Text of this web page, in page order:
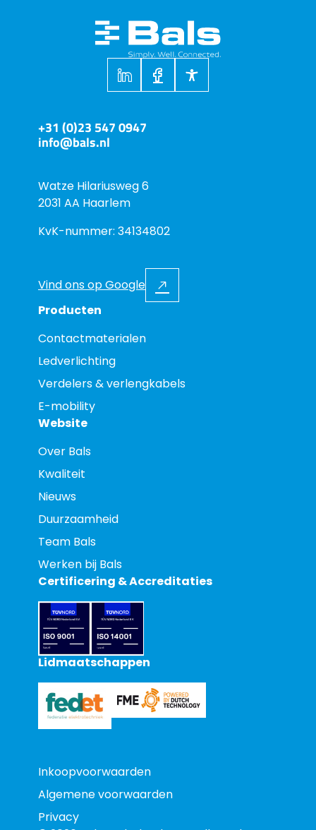
+31 (0)23 547 0947
info@bals.nl
Watze Hilariusweg 6
2031 AA Haarlem
KvK-nummer: 34134802
Vind ons op Google
Producten
Contactmaterialen
Ledverlichting
Verdelers & verlengkabels
E-mobility
Website
Over Bals
Kwaliteit
Nieuws
Duurzaamheid
Team Bals
Werken bij Bals
Certificering & Accreditaties
Lidmaatschappen
Inkoopvoorwaarden
Algemene voorwaarden
Privacy